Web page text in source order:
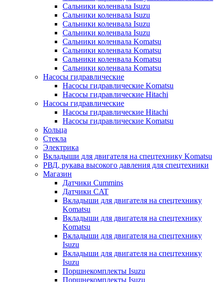
Сальники коленвала Isuzu
Сальники коленвала Isuzu
Сальники коленвала Isuzu
Сальники коленвала Isuzu
Сальники коленвала Komatsu
Сальники коленвала Komatsu
Сальники коленвала Komatsu
Сальники коленвала Komatsu
Насосы гидравлические
Насосы гидравлические Komatsu
Насосы гидравлические Hitachi
Насосы гидравлические
Насосы гидравлические Hitachi
Насосы гидравлические Komatsu
Кольца
Стекла
Электрика
Вкладыши для двигателя на спецтехнику Komatsu
РВД, рукава высокого давления для спецтехники
Магазин
Датчики Cummins
Датчики CAT
Вкладыши для двигателя на спецтехнику
Komatsu
Вкладыши для двигателя на спецтехнику
Komatsu
Вкладыши для двигателя на спецтехнику
Isuzu
Вкладыши для двигателя на спецтехнику
Isuzu
Поршнекомплекты Isuzu
Поршнекомплекты Isuzu